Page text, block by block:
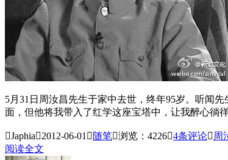
5月31日周汝昌先生于家中去世，终年95岁。听闻
面，但他将我带入了红学这座宝塔中，让我醉心徜
Japhia2012-06-01  随笔浏览：42264条评论 周
阅读全文